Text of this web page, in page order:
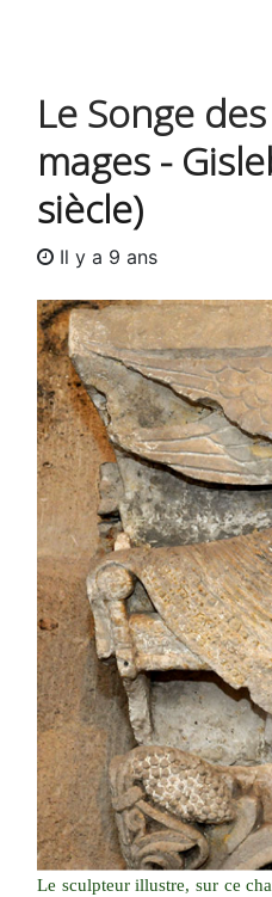
Le Songe
mages -
siècle)
Il y a 9 ans
Le sculpteur illustre, sur ce